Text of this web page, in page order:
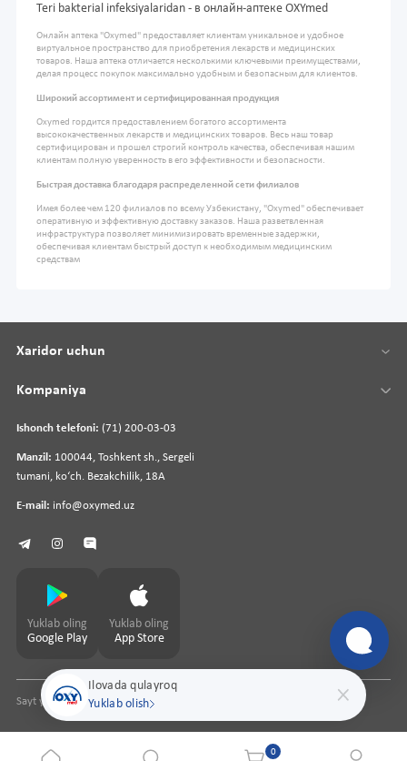
Teri bakterial infeksiyalaridan - в онлайн-аптеке OXYmed
Онлайн аптека "Oxymed" предоставляет клиентам уникальное и удобное
виртуальное пространство для приобретения лекарств и медицинских
товаров. Наша аптека отличается несколькими ключевыми преимуществами,
делая процесс покупок максимально удобным и безопасным для клиентов.
Широкий ассортимент и сертифицированная продукция
Oxymed гордится предоставлением богатого ассортимента
высококачественных лекарств и медицинских товаров. Весь наш товар
сертифицирован и прошел строгий контроль качества, обеспечивая нашим
клиентам полную уверенность в его эффективности и безопасности.
Быстрая доставка благодаря распределенной сети филиалов
Имея более чем 120 филиалов по всему Узбекистану, "Oxymed" обеспечивает
оперативную и эффективную доставку заказов. Наша разветвленная
инфраструктура позволяет минимизировать временные задержки,
обеспечивая клиентам быстрый доступ к необходимым медицинским
средствам
Ilovada qulayroq
Yuklab olish
Ishonch telefoni: (71) 200-03-03
Manzil: 100044, Toshkent sh., Sergeli
tumani, koʻch. Bezakchilik, 18A
E-mail: info@oxymed.uz
Xaridor uchun
Kompaniya
Yuklab oling
Google Play
Yuklab oling
App Store
Sayt yaratuvchipharmit.uz
0